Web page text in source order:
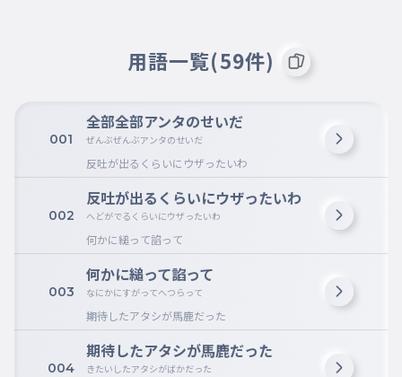
用語一覧(59件)
001
全部全部アンタのせいだ
ぜんぶぜんぶアンタのせいだ
反吐が出るくらいにウザったいわ
002
反吐が出るくらいにウザったいわ
へどがでるくらいにウザったいわ
何かに縋って諂って
003
何かに縋って諂って
なにかにすがってへつらって
期待したアタシが馬鹿だった
004
期待したアタシが馬鹿だった
きたいしたアタシがばかだった